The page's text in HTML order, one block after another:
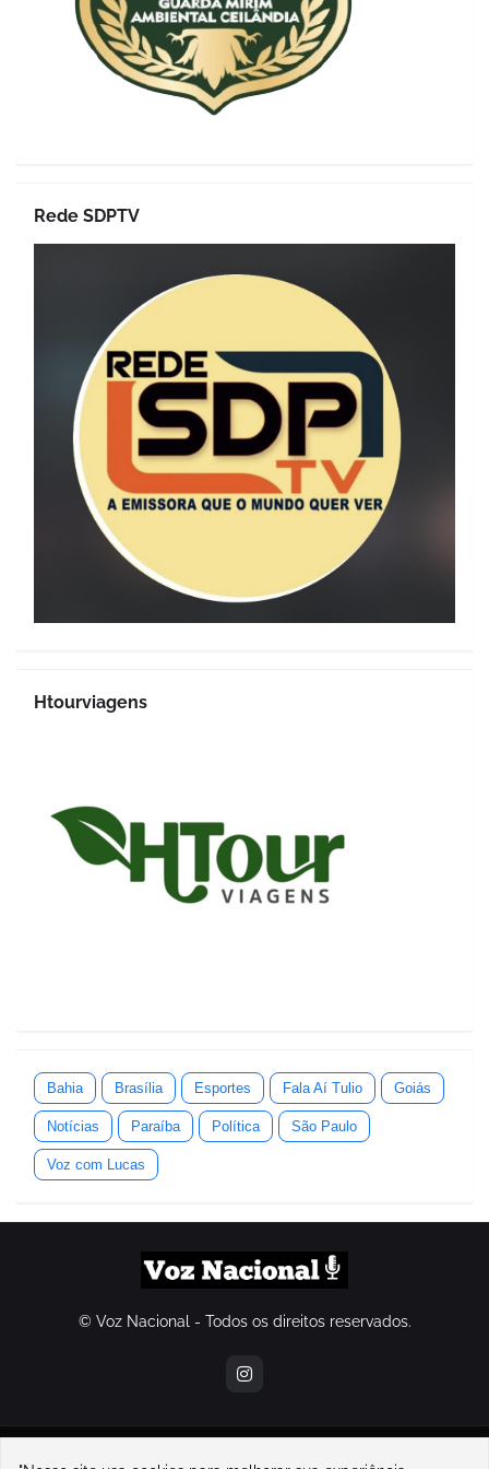
Rede SDPTV
Htourviagens
Bahia Brasília Esportes Fala Aí Tulio Goiás
Notícias Paraíba Política São Paulo
Voz com Lucas
© Voz Nacional - Todos os direitos reservados.
contatovoznacional@gmail.com